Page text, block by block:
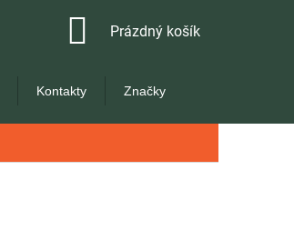
NÁKUPNÍ
Prázdný košík
Kontakty Značky